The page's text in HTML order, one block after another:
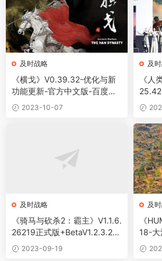
及时战略
《横戈》V0.39.32-优化与新
功能更新-官方中文版-百度网
盘免费下载
2023-10-07
及
《人
百度
及时战略
《骑马与砍杀2：霸主》V1.1.6.
26219正式版+BetaV1.2.3.24
202测试版-破军征程-官方中
文-全DLC百度网盘下载
2023-09-19
及
《
18-大
度网